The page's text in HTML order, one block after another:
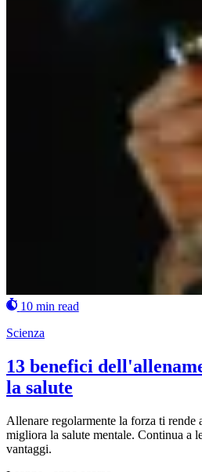
10 min read
Scienza
13 benefici
la salute
Allenare regolarmente la forza ti rende
migliora la salute mentale. Continua a
vantaggi.